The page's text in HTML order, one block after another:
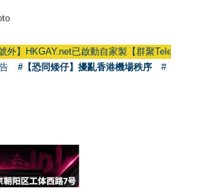
】HKGAY.net已啟動自家製【群聚Telegram群組】
#【恐同矮仔】擾亂香港機場秩序
#